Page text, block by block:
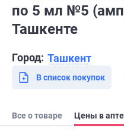
по 5 мл №5
Ташкенте
Город: Ташкент
В список покупок
Все о товаре Цены в